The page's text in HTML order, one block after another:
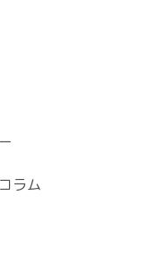
ラム